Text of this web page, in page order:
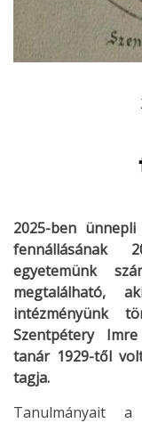
2025-ben
fennállásának
egyetemünk
megtalálható,
intézményünk
Szentpétery
tanár 1929-től
tagja.
Tanulmányait a